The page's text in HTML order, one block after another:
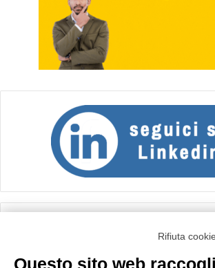
Rifiuta
Questo sito web